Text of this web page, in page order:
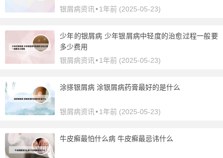
银屑病资讯 •1年前 (2025-05-23)
少年的银屑病 少年银屑病中轻度的治愈过程一般要
多少费用
银屑病资讯 •1年前 (2025-05-23)
涂搽银屑病 涂银屑病药膏最好的是什么
银屑病资讯 •1年前 (2025-05-23)
牛皮癣最怕什么病 牛皮癣最忌讳什么